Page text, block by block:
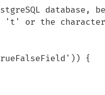
database,
't' or the